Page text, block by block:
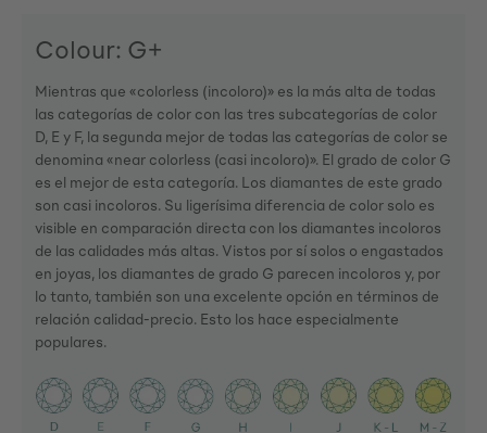
Colour: G+
Mientras que «colorless (incoloro)» es la más alta de todas
las categorías de color con las tres subcategorías de color
D, E y F, la segunda mejor de todas las categorías de color se
denomina «near colorless (casi incoloro)». El grado de color G
es el mejor de esta categoría. Los diamantes de este grado
son casi incoloros. Su ligerísima diferencia de color solo es
visible en comparación directa con los diamantes incoloros
de las calidades más altas. Vistos por sí solos o engastados
en joyas, los diamantes de grado G parecen incoloros y, por
lo tanto, también son una excelente opción en términos de
relación calidad-precio. Esto los hace especialmente
populares.